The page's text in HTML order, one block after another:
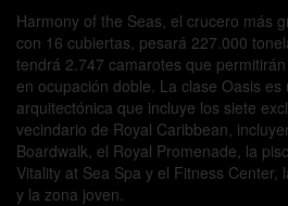
Harmony of the Seas, el crucero más
con 16 cubiertas, pesará 227.000
tendrá 2.747 camarotes que
en ocupación doble. La clase Oasis es
arquitectónica que incluye los siete
vecindario de Royal Caribbean,
Boardwalk, el Royal Promenade, la
Vitality at Sea Spa y el Fitness Center,
y la zona joven.